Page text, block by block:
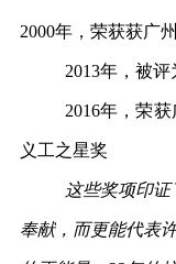
2000年，荣获获广
2013年，被
2016年，荣
义工之星奖
这些奖项印
奉献，而更能代表